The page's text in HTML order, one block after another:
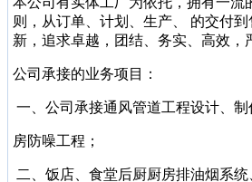
则，从订单、计划、生产、 的交付
新，追求卓越，团结、务实、高效，
公司承接的业务项目：
一、公司承接通风管道工程设计、
房防噪工程；
二、饭店、食堂后厨厨房排油烟系